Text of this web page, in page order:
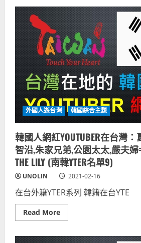
持
續
更
新)
利
籍
外
國
人
IG
臉
書
FB
(完
整
名
單
持
續
更
麥
人
網
紅
YOUTUBER
在
台
灣：
艾
伯
森
自
車
冠
軍、
6
閃
婚
丹
麥
台
灣
夫
MATZEN+HØHOLT
拍
團
隊、
WTO
外國人遊台灣 韓國綜合主題
韓國人網紅YOUTUBER在台灣
智沿,朱家兄弟,公園太太,嚴夫婦
THE LILY (南韓YTER名單9)
UNOLIN 2021-02-16
在台外籍YTER系列 韓籍在台YTE
Read MoreRead
more
國